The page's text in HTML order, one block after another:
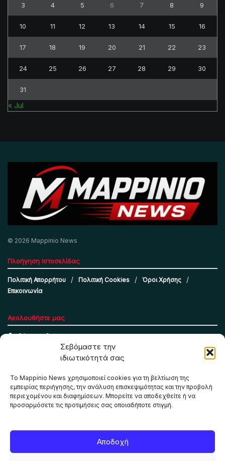
Σεβόμαστε την
ιδιωτικότητά σας
Το Mappinio News χρησιμοποιεί cookies για τη βελτίωση της
εμπειρίας περιήγησης, την ανάλυση επισκεψιμότητας και την προβολή
περιεχομένου και διαφημίσεων. Μπορείτε να αποδεχθείτε ή να
προσαρμόσετε τις προτιμήσεις σας οποιαδήποτε στιγμή.
Αποδοχή
3 4 5 6 7 8 9
10 11 12 13 14 15 16
17 18 19 20 21 22 23
24 25 26 27 28 29 30
31
« Jul
© 2026 Mappinio News
Πλοήγηση Ιστοσελίδας
Πολιτική Απορρήτου Πολιτική Cookies
Όροι Χρήσης
Επικοινωνία
Ακολουθήστε μας
Το Mappinio.net χρησιμοποιεί cookies για τη σωστή
λειτουργία της ιστοσελίδας, την ανάλυση επισκεψιμότητας